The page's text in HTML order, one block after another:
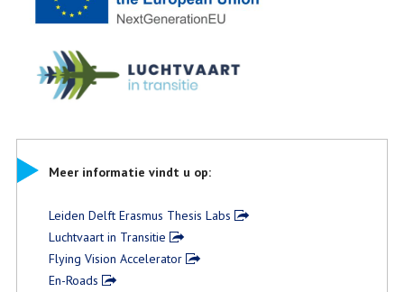
Meer informatie vindt u op:
Leiden Delft Erasmus Thesis Labs
Luchtvaart in Transitie
Flying Vision Accelerator
En-Roads